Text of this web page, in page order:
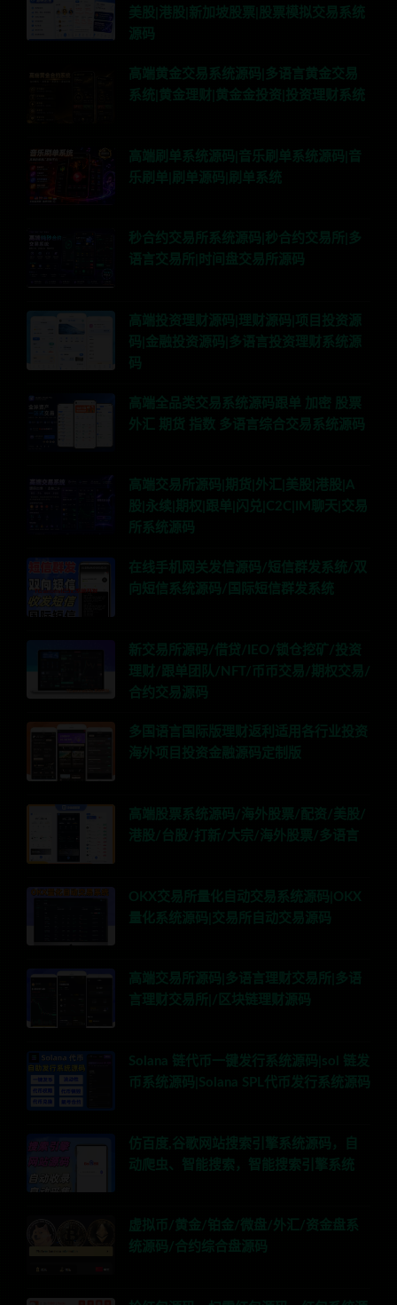
美股|港股|新加坡股票|股票模拟交易系统
源码
高端黄金交易系统源码|多语言黄金交易
系统|黄金理财|黄金金投资|投资理财系统
高端刷单系统源码|音乐刷单系统源码|音
乐刷单|刷单源码|刷单系统
秒合约交易所系统源码|秒合约交易所|多
语言交易所|时间盘交易所源码
高端投资理财源码|理财源码|项目投资源
码|金融投资源码|多语言投资理财系统源
码
高端全品类交易系统源码跟单 加密 股票
外汇 期货 指数 多语言综合交易系统源码
高端交易所源码|期货|外汇|美股|港股|A
股|永续|期权|跟单|闪兑|C2C|IM聊天|交易
所系统源码
在线手机网关发信源码/短信群发系统/双
向短信系统源码/国际短信群发系统
新交易所源码/借贷/IEO/锁仓挖矿/投资
理财/跟单团队/NFT/币币交易/期权交易/
合约交易源码
多国语言国际版理财返利适用各行业投资
海外项目投资金融源码定制版
高端股票系统源码/海外股票/配资/美股/
港股/台股/打新/大宗/海外股票/多语言
OKX交易所量化自动交易系统源码|OKX
量化系统源码|交易所自动交易源码
高端交易所源码|多语言理财交易所|多语
言理财交易所|/区块链理财源码
Solana 链代币一键发行系统源码|sol 链发
币系统源码|Solana SPL代币发行系统源码
仿百度,谷歌网站搜索引擎系统源码，自
动爬虫、智能搜索，智能搜索引擎系统
虚拟币/黄金/铂金/微盘/外汇/资金盘系
统源码/合约综合盘源码